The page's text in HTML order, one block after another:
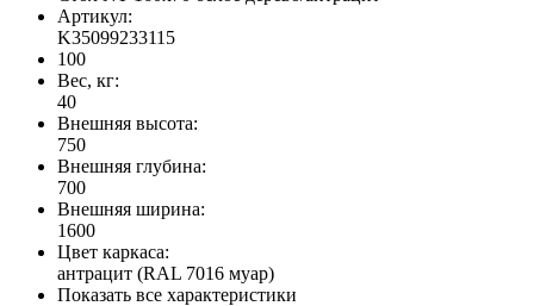
Артикул:
K35099233115
100
Вес, кг:
40
Внешняя высота:
750
Внешняя глубина:
700
Внешняя ширина:
1600
Цвет каркаса:
антрацит (RAL 7016 муар)
Показать все характеристики